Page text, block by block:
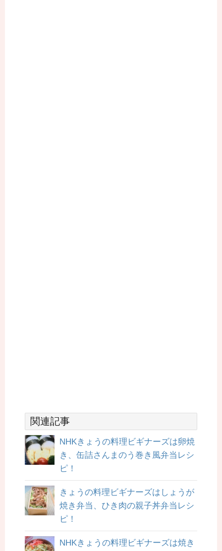
関連記事
NHKきょうの料理ビギナーズは卵焼
き、缶詰さんまのう巻き風弁当レシ
ピ！
きょうの料理ビギナーズはしょうが
焼き弁当、ひき肉の親子丼弁当レシ
ピ！
NHKきょうの料理ビギナーズは焼き